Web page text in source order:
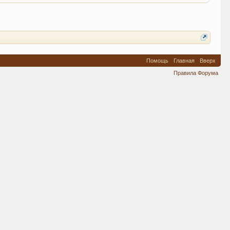
Помощь Главная
Вверх
Правила Форума